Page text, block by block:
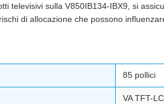
televisivi sulla V850IB134-IBX9, si
di allocazione che possono
85 pollici
VA TFT-